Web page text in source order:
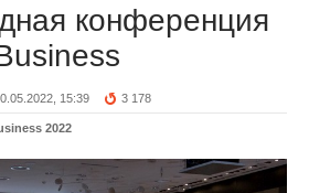
конференция
15:39 3 178
2022